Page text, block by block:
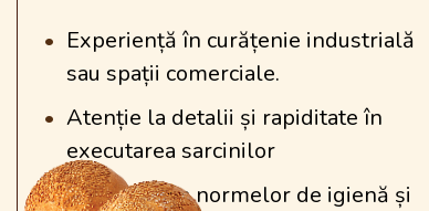
Experiență în curățenie industrială
sau spații comerciale.
Atenție la detalii și rapiditate în
executarea sarcinilor
Respectarea normelor de igienă și